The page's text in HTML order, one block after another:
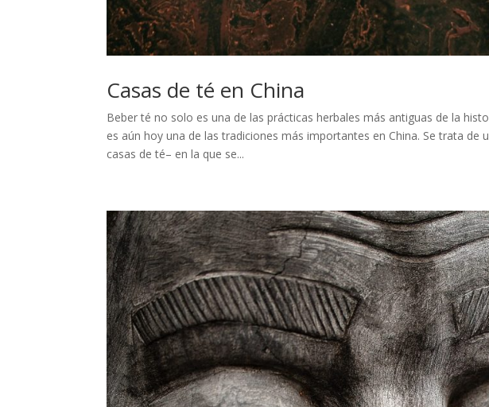
Casas de té en China
Beber té no solo es una de las prácticas herbales más antiguas de la
es aún hoy una de las tradiciones más importantes en China. Se trata de
casas de té– en la que se...